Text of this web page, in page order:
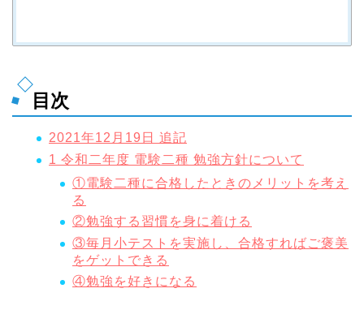
目次
2021年12月19日 追記
1 令和二年度 電験二種 勉強方針について
①電験二種に合格したときのメリットを考え
る
②勉強する習慣を身に着ける
③毎月小テストを実施し、合格すればご褒美
をゲットできる
④勉強を好きになる